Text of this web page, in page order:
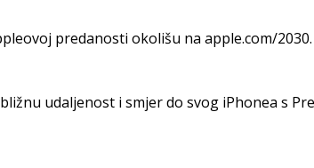
predanosti okolišu na apple.com/2030.
udaljenost i smjer do svog iPhonea s